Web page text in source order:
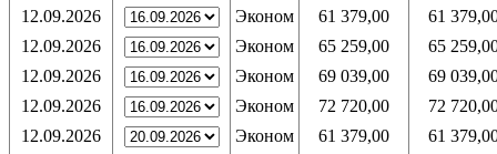
12.09.2026
Эконом 61 379,00
61
12.09.2026
Эконом 65 259,00
65
12.09.2026
Эконом 69 039,00
69
12.09.2026
Эконом 72 720,00
72
12.09.2026
Эконом 61 379,00
61